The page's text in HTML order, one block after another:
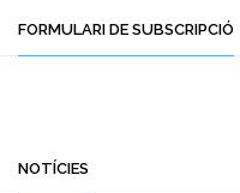
FORMULARI DE SUBSCRIPCIÓ
NOTÍCIES